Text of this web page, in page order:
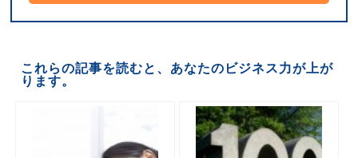
これらの記事を読むと、あなたのビジネス力が上が
ります。